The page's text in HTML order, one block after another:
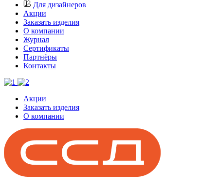
Для дизайнеров
Акции
Заказать изделия
О компании
Журнал
Cертификаты
Партнёры
Контакты
Акции
Заказать изделия
О компании